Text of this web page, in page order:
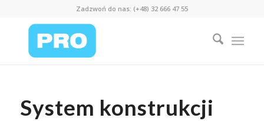
Zadzwoń do nas: (+48) 32 666 47 55
System konstrukcji